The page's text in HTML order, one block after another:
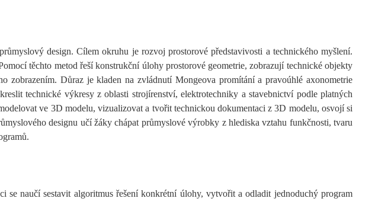
design. Cílem okruhu je rozvoj prostorové představivosti a technického myšlení.
těchto metod řeší konstrukční úlohy prostorové geometrie, zobrazují technické objekty
Důraz je kladen na zvládnutí Mongeova promítání a pravoúhlé axonometrie
technické výkresy z oblasti strojírenství, elektrotechniky a stavebnictví podle platných
ve 3D modelu, vizualizovat a tvořit technickou dokumentaci z 3D modelu, osvojí si
designu učí žáky chápat průmyslové výrobky z hlediska vztahu funkčnosti, tvaru
naučí sestavit algoritmus řešení konkrétní úlohy, vytvořit a odladit jednoduchý program